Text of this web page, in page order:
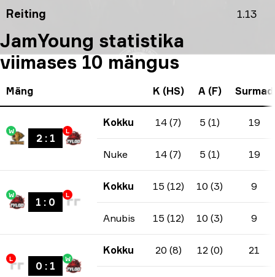
Reiting 1.13
JamYoung statistika
viimases 10 mängus
Mäng K (HS) A (F) Surmad
W
2: 1
L
Kokku 14 (7) 5 (1) 19
Nuke 14 (7) 5 (1) 19
W
1 : 0
L
Kokku 15 (12) 10 (3) 9
Anubis 15 (12) 10 (3) 9
L
0 : 1
W
Kokku 20 (8) 12 (0) 21